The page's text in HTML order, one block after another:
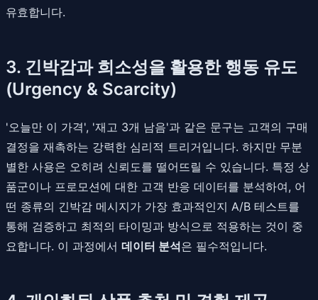
유효합니다.
3. 긴박감과 희소성을 활용한 행동 유도
(Urgency & Scarcity)
'오늘만 이 가격', '재고 3개 남음'과 같은 문구는 고객의 구매
결정을 재촉하는 강력한 심리적 트리거입니다. 하지만 무분
별한 사용은 오히려 신뢰도를 떨어뜨릴 수 있습니다. 특정 상
품군이나 프로모션에 대한 고객 반응 데이터를 분석하여, 어
떤 종류의 긴박감 메시지가 가장 효과적인지 A/B 테스트를
통해 검증하고 최적의 타이밍과 방식으로 적용하는 것이 중
요합니다. 이 과정에서 데이터 분석은 필수적입니다.